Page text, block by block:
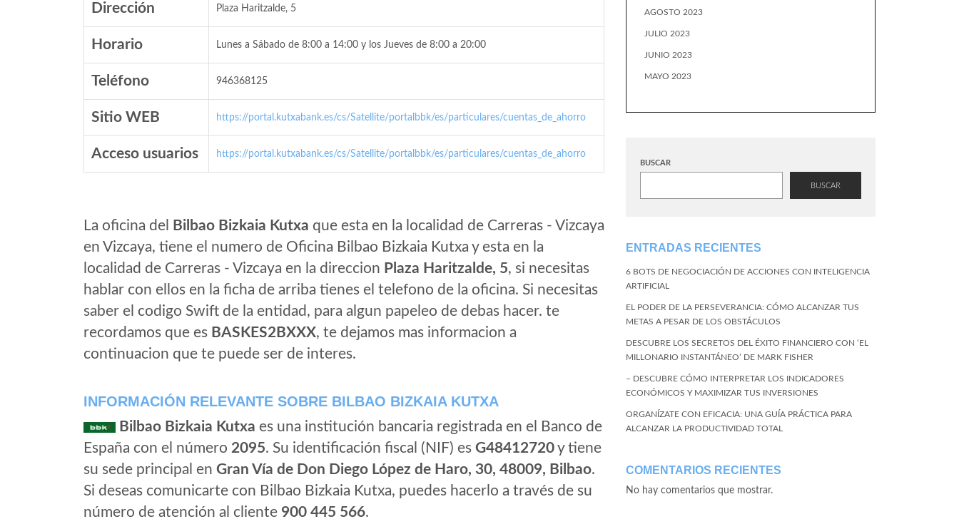
Dirección Plaza Haritzalde, 5
Horario Lunes a Sábado de 8:00 a 14:00 y los Jueves de 8:00 a 20:00
Teléfono 946368125
Sitio WEB https://portal.kutxabank.es/cs/Satellite/portalbbk/es/particulares/cuentas_de_ahorro
Acceso usuarios https://portal.kutxabank.es/cs/Satellite/portalbbk/es/particulares/cuentas_de_ahorro
La oficina del Bilbao Bizkaia Kutxa que esta en la localidad de Carreras - Vizcaya
en Vizcaya, tiene el numero de Oficina Bilbao Bizkaia Kutxa y esta en la
localidad de Carreras - Vizcaya en la direccion Plaza Haritzalde, 5, si necesitas
hablar con ellos en la ficha de arriba tienes el telefono de la oficina. Si necesitas
saber el codigo Swift de la entidad, para algun papeleo de debas hacer. te
recordamos que es BASKES2BXXX, te dejamos mas informacion a
continuacion que te puede ser de interes.
INFORMACIÓN RELEVANTE SOBRE BILBAO BIZKAIA KUTXA
Bilbao Bizkaia Kutxa es una institución bancaria registrada en el Banco de
España con el número 2095. Su identificación fiscal (NIF) es G48412720y tiene
su sede principal en Gran Vía de Don Diego López de Haro, 30, 48009, Bilbao.
Si deseas comunicarte con Bilbao Bizkaia Kutxa, puedes hacerlo a través de su
número de atención al cliente 900 445 566.
AGOSTO 2023
JULIO 2023
JUNIO 2023
MAYO 2023
BUSCAR
BUSCAR
ENTRADAS RECIENTES
6 BOTS DE NEGOCIACIÓN DE ACCIONES CON INTELIGENCIA
ARTIFICIAL
EL PODER DE LA PERSEVERANCIA: CÓMO ALCANZAR TUS
METAS A PESAR DE LOS OBSTÁCULOS
DESCUBRE LOS SECRETOS DEL ÉXITO FINANCIERO CON ‘EL
MILLONARIO INSTANTÁNEO’ DE MARK FISHER
– DESCUBRE CÓMO INTERPRETAR LOS INDICADORES
ECONÓMICOS Y MAXIMIZAR TUS INVERSIONES
ORGANÍZATE CON EFICACIA: UNA GUÍA PRÁCTICA PARA
ALCANZAR LA PRODUCTIVIDAD TOTAL
COMENTARIOS RECIENTES
No hay comentarios que mostrar.